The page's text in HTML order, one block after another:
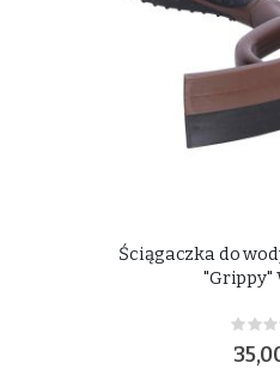
Ściągaczka do
"Grippy"
0%